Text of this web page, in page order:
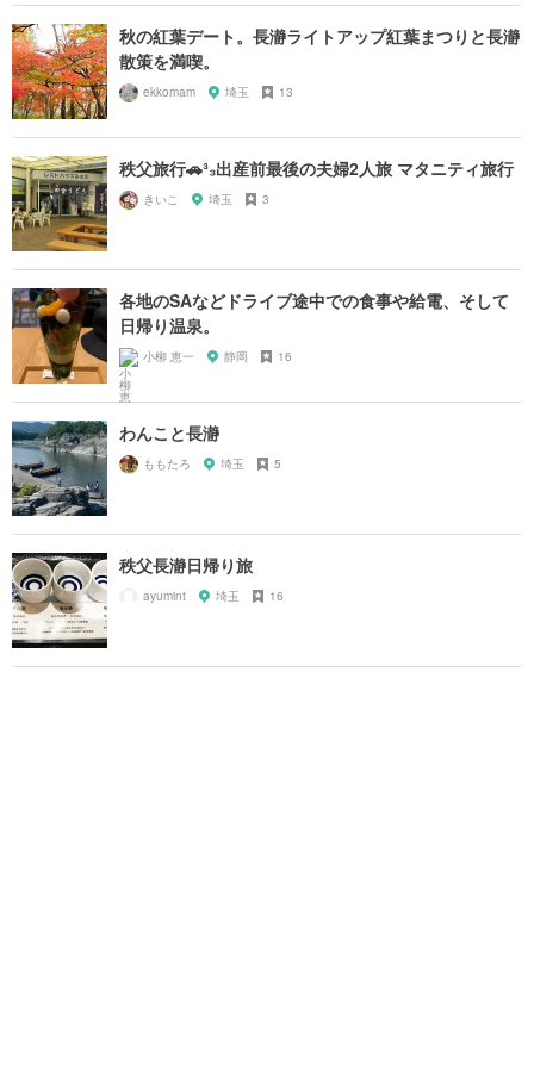
秋の紅葉デート。長瀞ライトアップ紅葉まつりと長瀞
散策を満喫。
ekkomam 埼玉 13
秩父旅行🚗³₃出産前最後の夫婦2人旅 マタニティ旅行
きいこ 埼玉 3
各地のSAなどドライブ途中での食事や給電、そして
日帰り温泉。
小柳 恵一 静岡 16
わんこと長瀞
ももたろ 埼玉 5
秩父長瀞日帰り旅
ayumint 埼玉 16